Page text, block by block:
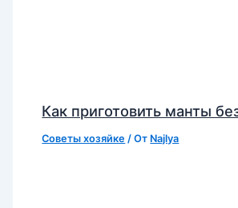
Как приготовить манты
Советы хозяйке / От Najlya